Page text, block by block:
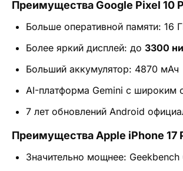
Преимущества Google Pixel 10
Больше оперативной памяти: 16
Более яркий дисплей: до 3300
Больший аккумулятор: 4870 мАч
AI-платформа Gemini с широким
7 лет обновлений Android
Преимущества Apple iPhone 17
Значительно мощнее: